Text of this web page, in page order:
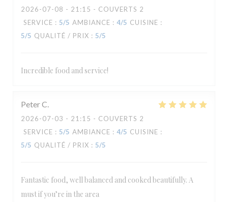
2026-07-08 - 21:15 - COUVERTS 2
SERVICE : 5/5 AMBIANCE : 4/5 CUISINE :
5/5 QUALITÉ / PRIX : 5/5
Incredible food and service!
PeterC
2026-07-03 - 21:15 - COUVERTS 2
SERVICE : 5/5 AMBIANCE : 4/5 CUISINE :
5/5 QUALITÉ / PRIX : 5/5
Fantastic food, well balanced and cooked beautifully. A
must if you’re in the area